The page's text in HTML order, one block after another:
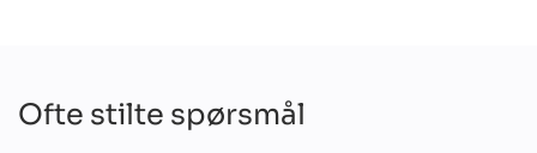
Ofte stilte spørsmål